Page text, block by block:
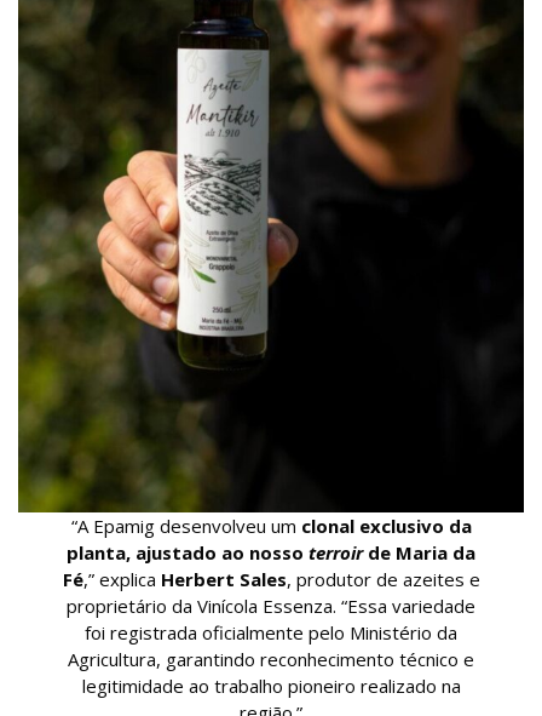
“A Epamig desenvolveu um clonal exclusivo da
planta, ajustado ao nosso terroirde Maria da
Fé,” explica Herbert Sales, produtor de azeites e
proprietário da Vinícola Essenza. “Essa variedade
foi registrada oficialmente pelo Ministério da
Agricultura, garantindo reconhecimento técnico e
legitimidade ao trabalho pioneiro realizado na